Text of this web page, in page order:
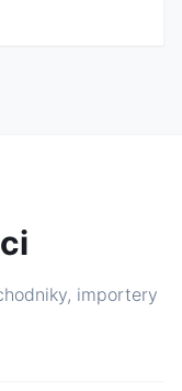
importery